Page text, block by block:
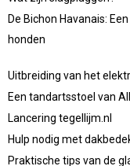
De Bichon Havanais:
honden
Uitbreiding van het
Een tandartsstoel van
Lancering tegellijm.nl
Hulp nodig met
Praktische tips van de